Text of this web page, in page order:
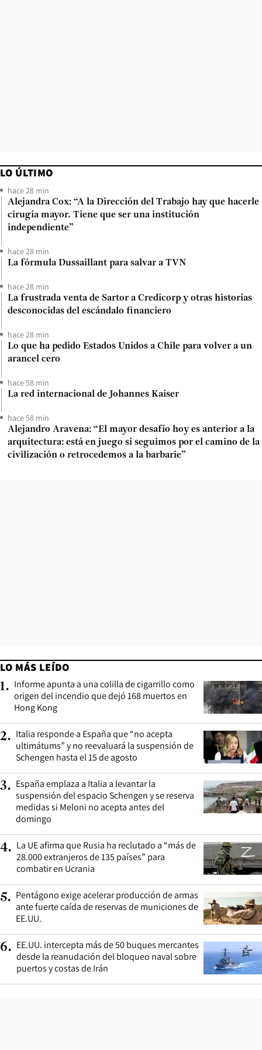
LO ÚLTIMO
hace 28 min
Alejandra Cox: “A la Dirección del Trabajo hay que hacerle
cirugía mayor. Tiene que ser una institución
independiente”
hace 28 min
La fórmula Dussaillant para salvar a TVN
hace 28 min
La frustrada venta de Sartor a Credicorp y otras historias
desconocidas del escándalo financiero
hace 28 min
Lo que ha pedido Estados Unidos a Chile para volver a un
arancel cero
hace 58 min
La red internacional de Johannes Kaiser
hace 58 min
Alejandro Aravena: “El mayor desafío hoy es anterior a la
arquitectura: está en juego si seguimos por el camino de la
civilización o retrocedemos a la barbarie”
LO MÁS LEÍDO
1. Informe apunta a una colilla de cigarrillo como
origen del incendio que dejó 168 muertos en
Hong Kong
2. Italia responde a España que “no acepta
ultimátums” y no reevaluará la suspensión de
Schengen hasta el 15 de agosto
3. España emplaza a Italia a levantar la
suspensión del espacio Schengen y se reserva
medidas si Meloni no acepta antes del
domingo
4. La UE afirma que Rusia ha reclutado a “más de
28.000 extranjeros de 135 países” para
combatir en Ucrania
5. Pentágono exige acelerar producción de armas
ante fuerte caída de reservas de municiones de
EE.UU.
6. EE.UU. intercepta más de 50 buques mercantes
desde la reanudación del bloqueo naval sobre
puertos y costas de Irán